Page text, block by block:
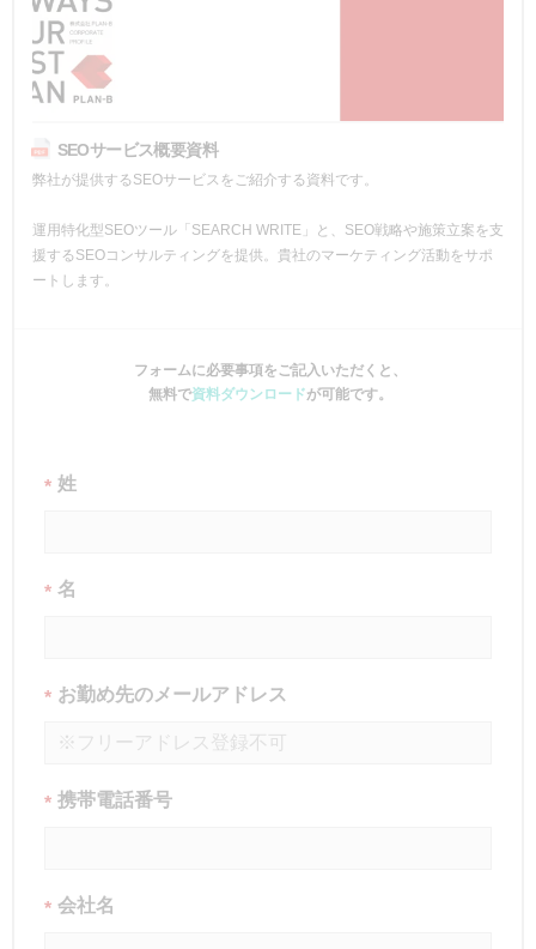
SEOサービス概要資料
弊社が提供するSEOサービスをご紹介する資料です。
運用特化型SEOツール「SEARCH WRITE」と、SEO戦略や施策立案を支
援するSEOコンサルティングを提供。貴社のマーケティング活動をサポ
ートします。
フォームに必要事項をご記入いただくと、
無料で資料ダウンロードが可能です。
* 姓
* 名
* お勤め先のメールアドレス
* 携帯電話番号
* 会社名